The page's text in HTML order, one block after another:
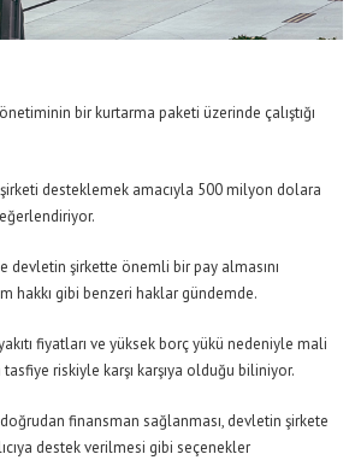
bir kurtarma paketi üzerinde çalıştığı
desteklemek amacıyla 500 milyon dolara
devletin şirkette önemli bir pay almasını
hakkı gibi benzeri haklar gündemde.
fiyatları ve yüksek borç yükü nedeniyle mali
tasfiye riskiyle karşı karşıya olduğu biliniyor.
finansman sağlanması, devletin şirkete
destek verilmesi gibi seçenekler